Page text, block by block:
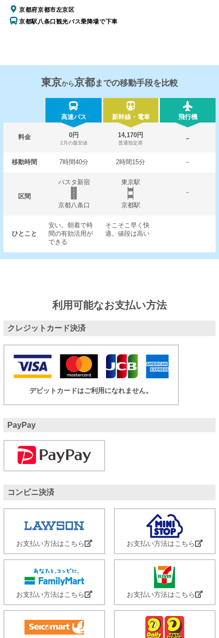
京都府京都市左京区
京都駅八条口観光バス乗降場で下車
東京から京都までの移動手段を比較
高速バス 新幹線・電車 飛行機
料金 0円
2月の最安値
14,170円
普通指定席
－
移動時間 7時間40分 2時間15分 －
区間
バスタ新宿
東京駅
－
京都八条口
京都駅
ひとこと
安い。朝着で時
間の有効活用が
できる
そこそこ早く快
適。値段は高い
利用可能なお支払い方法
クレジットカード決済
デビットカードはご利用になれません。
PayPay
コンビニ決済
お支払い方法はこちら お支払い方法はこちら
お支払い方法はこちら お支払い方法はこちら